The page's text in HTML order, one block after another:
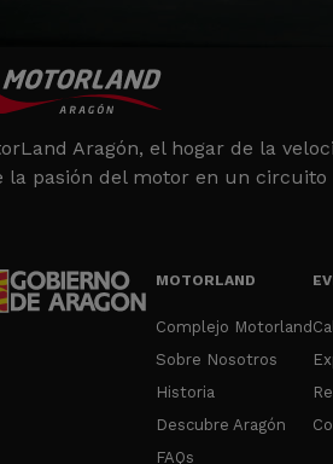
Aragón, el hogar de la
la pasión del motor en un circuito
MOTORLAND
Complejo Motorland
Sobre Nosotros
Historia
Descubre Aragón
FAQs